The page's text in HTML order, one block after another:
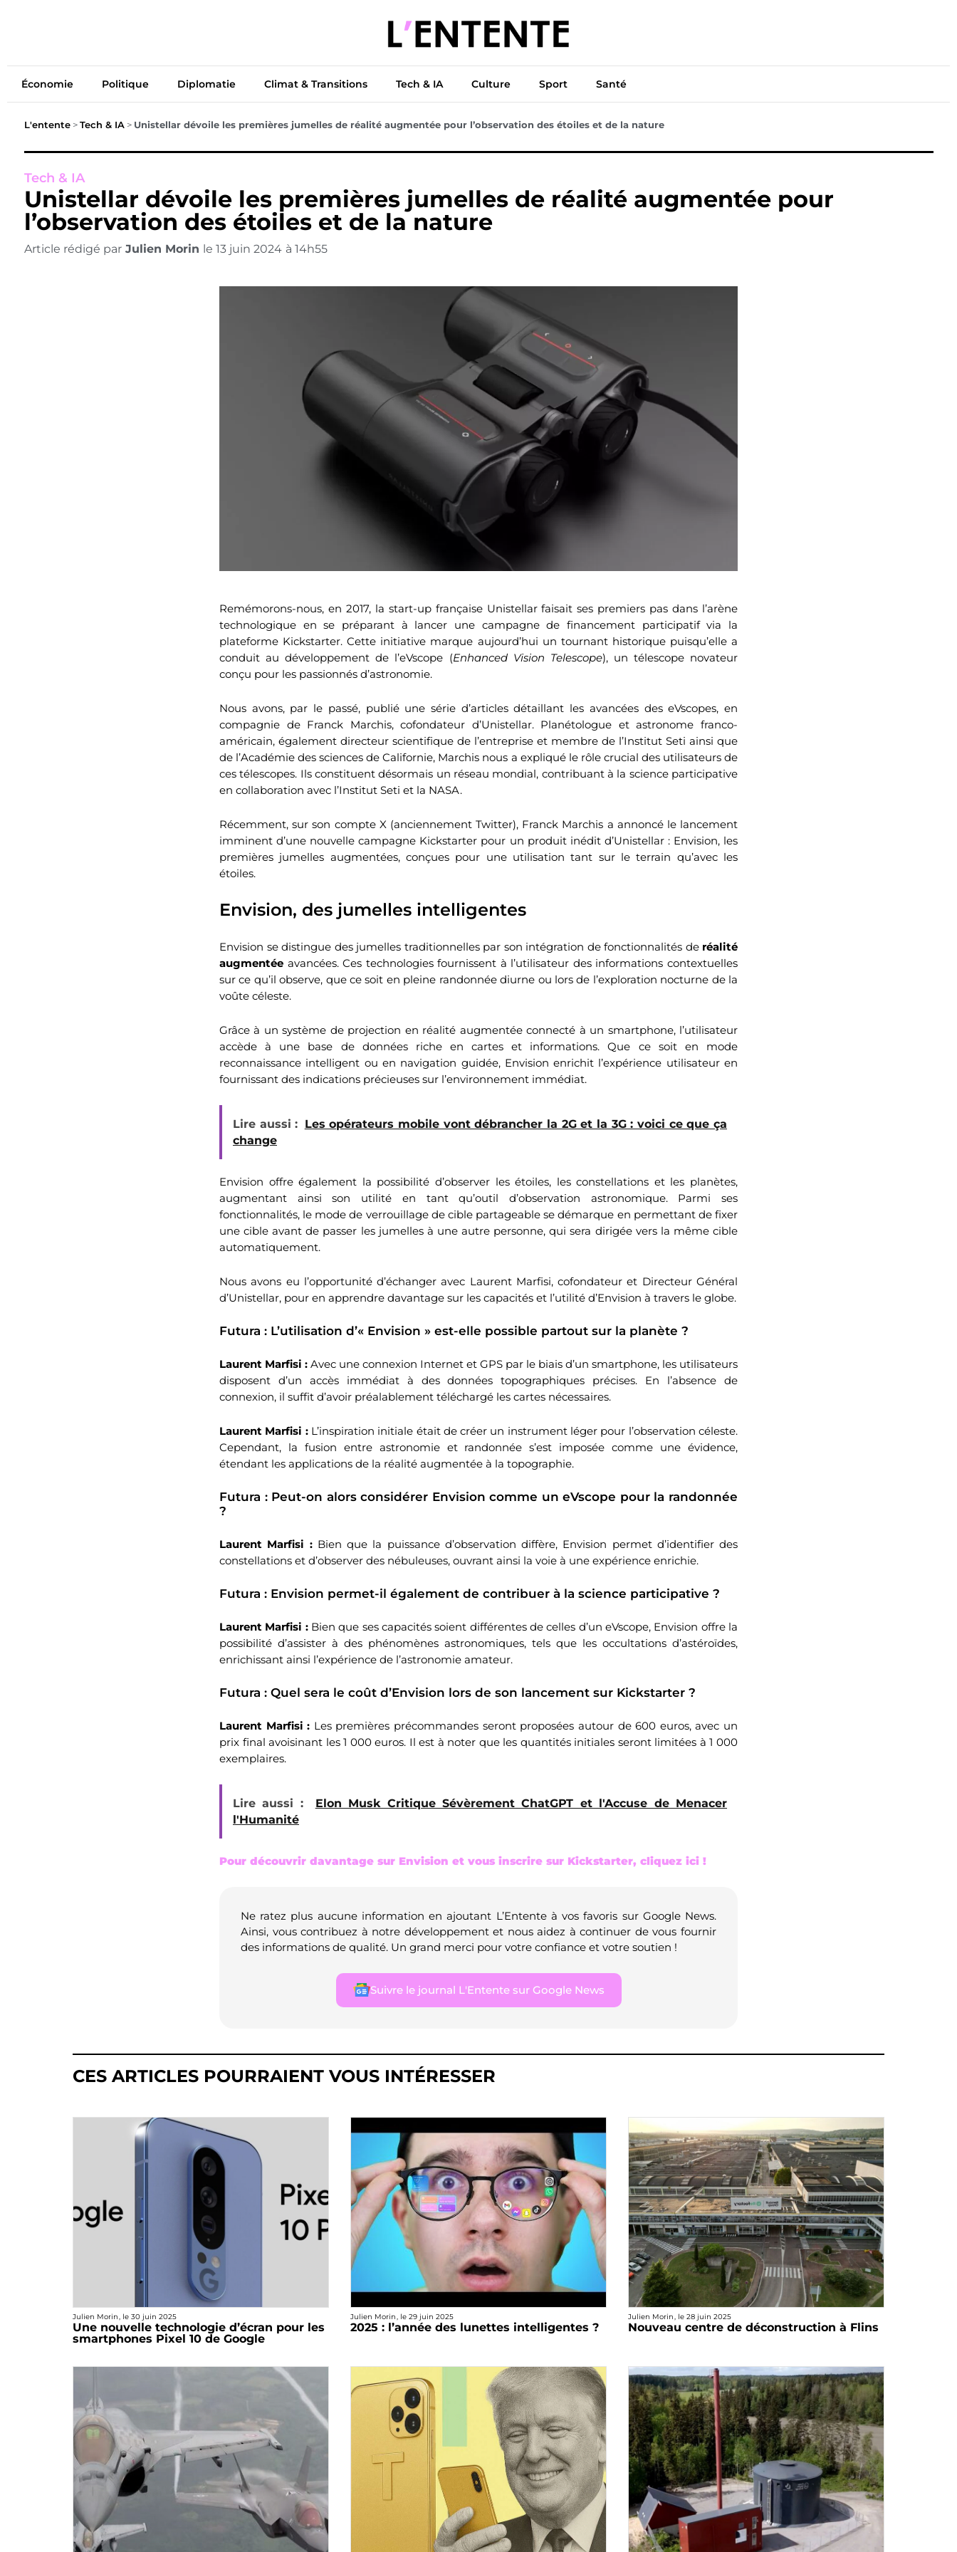
Diplomatie Climat & Transitions Tech & IA
Économie Politique Diplomatie Climat & Transitions Tech & IA Culture Sport Santé
L'entente> Tech & IA> Unistellar dévoile les premières jumelles de réalité augmentée pour l’observation des étoiles et de la nature
Tech & IA
Unistellar dévoile les premières jumelles de réalité augmentée pour
l’observation des étoiles et de la nature
Article rédigé par Julien Morin le 13 juin 2024 à 14h55
Remémorons-nous, en 2017, la start-up française Unistellar faisait ses premiers pas dans l’arène
technologique en se préparant à lancer une campagne de financement participatif via la
plateforme Kickstarter. Cette initiative marque aujourd’hui un tournant historique puisqu’elle a
conduit au développement de l’eVscope (Enhanced Vision Telescope), un télescope novateur
conçu pour les passionnés d’astronomie.
Nous avons, par le passé, publié une série d’articles détaillant les avancées des eVscopes, en
compagnie de Franck Marchis, cofondateur d’Unistellar. Planétologue et astronome franco-
américain, également directeur scientifique de l’entreprise et membre de l’Institut Seti ainsi que
de l’Académie des sciences de Californie, Marchis nous a expliqué le rôle crucial des utilisateurs de
ces télescopes. Ils constituent désormais un réseau mondial, contribuant à la science participative
en collaboration avec l’Institut Seti et la NASA.
Récemment, sur son compte X (anciennement Twitter), Franck Marchis a annoncé le lancement
imminent d’une nouvelle campagne Kickstarter pour un produit inédit d’Unistellar : Envision, les
premières jumelles augmentées, conçues pour une utilisation tant sur le terrain qu’avec les
étoiles.
Envision, des jumelles intelligentes
Envision se distingue des jumelles traditionnelles par son intégration de fonctionnalités de réalité
augmentée avancées. Ces technologies fournissent à l’utilisateur des informations contextuelles
sur ce qu’il observe, que ce soit en pleine randonnée diurne ou lors de l’exploration nocturne de la
voûte céleste.
Grâce à un système de projection en réalité augmentée connecté à un smartphone, l’utilisateur
accède à une base de données riche en cartes et informations. Que ce soit en mode
reconnaissance intelligent ou en navigation guidée, Envision enrichit l’expérience utilisateur en
fournissant des indications précieuses sur l’environnement immédiat.
Lire aussi : Les opérateurs mobile vont débrancher la 2G et la 3G : voici ce que ça
change
Envision offre également la possibilité d’observer les étoiles, les constellations et les planètes,
augmentant ainsi son utilité en tant qu’outil d’observation astronomique. Parmi ses
fonctionnalités, le mode de verrouillage de cible partageable se démarque en permettant de fixer
une cible avant de passer les jumelles à une autre personne, qui sera dirigée vers la même cible
automatiquement.
Nous avons eu l’opportunité d’échanger avec Laurent Marfisi, cofondateur et Directeur Général
d’Unistellar, pour en apprendre davantage sur les capacités et l’utilité d’Envision à travers le globe.
Futura : L’utilisation d’« Envision » est-elle possible partout sur la planète ?
Laurent Marfisi : Avec une connexion Internet et GPS par le biais d’un smartphone, les utilisateurs
disposent d’un accès immédiat à des données topographiques précises. En l’absence de
connexion, il suffit d’avoir préalablement téléchargé les cartes nécessaires.
Laurent Marfisi :L’inspiration initiale était de créer un instrument léger pour l’observation céleste.
Cependant, la fusion entre astronomie et randonnée s’est imposée comme une évidence,
étendant les applications de la réalité augmentée à la topographie.
Futura : Peut-on alors considérer Envision comme un eVscope pour la randonnée
?
Laurent Marfisi :Bien que la puissance d’observation diffère, Envision permet d’identifier des
constellations et d’observer des nébuleuses, ouvrant ainsi la voie à une expérience enrichie.
Futura : Envision permet-il également de contribuer à la science participative ?
Laurent Marfisi :Bien que ses capacités soient différentes de celles d’un eVscope, Envision offre la
possibilité d’assister à des phénomènes astronomiques, tels que les occultations d’astéroïdes,
enrichissant ainsi l’expérience de l’astronomie amateur.
Futura : Quel sera le coût d’Envision lors de son lancement sur Kickstarter ?
Laurent Marfisi : Les premières précommandes seront proposées autour de 600 euros, avec un
prix final avoisinant les 1 000 euros. Il est à noter que les quantités initiales seront limitées à 1 000
exemplaires.
Lire aussi :
Elon Musk Critique Sévèrement ChatGPT et l'Accuse de Menacer
l'Humanité
Pour découvrir davantage sur Envision et vous inscrire sur Kickstarter, cliquez ici !
Ne ratez plus aucune information en ajoutant L’Entente à vos favoris sur Google News.
Ainsi, vous contribuez à notre développement et nous aidez à continuer de vous fournir
des informations de qualité. Un grand merci pour votre confiance et votre soutien !
Suivre le journal L'Entente sur Google News
CES ARTICLES POURRAIENT VOUS INTÉRESSER
Julien Morin, le 30 juin 2025
Une nouvelle technologie d’écran pour les
smartphones Pixel 10 de Google
Julien Morin, le 29 juin 2025
2025 : l’année des lunettes intelligentes ?
Julien Morin, le 28 juin 2025
Nouveau centre de déconstruction à Flins